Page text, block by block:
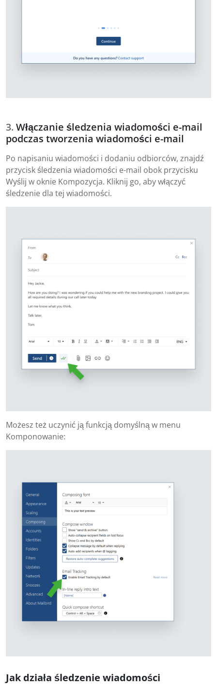
Włączanie śledzenia wiadomości e-mail
podczas tworzenia wiadomości e-mail
Po napisaniu wiadomości i dodaniu odbiorców, znajdź
przycisk śledzenia wiadomości e-mail obok przycisku
Wyślij w oknie Kompozycja. Kliknij go, aby włączyć
śledzenie dla tej wiadomości.
Możesz też uczynić ją funkcją domyślną w menu
Komponowanie:
Jak działa śledzenie wiadomości